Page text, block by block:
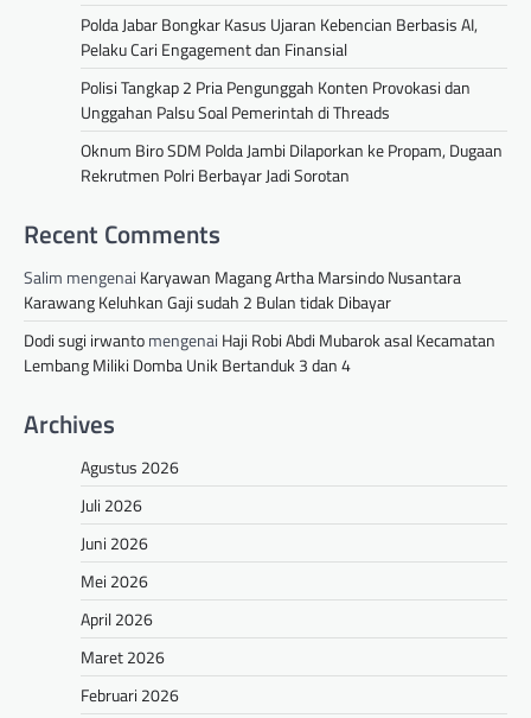
Polda Jabar Bongkar Kasus Ujaran Kebencian Berbasis AI,
Pelaku Cari Engagement dan Finansial
Polisi Tangkap 2 Pria Pengunggah Konten Provokasi dan
Unggahan Palsu Soal Pemerintah di Threads
Oknum Biro SDM Polda Jambi Dilaporkan ke Propam, Dugaan
Rekrutmen Polri Berbayar Jadi Sorotan
Recent Comments
Salim mengenai Karyawan Magang Artha Marsindo Nusantara
Karawang Keluhkan Gaji sudah 2 Bulan tidak Dibayar
Dodi sugi irwantomengenai Haji Robi Abdi Mubarok asal Kecamatan
Lembang Miliki Domba Unik Bertanduk 3 dan 4
Archives
Agustus 2026
Juli 2026
Juni 2026
Mei 2026
April 2026
Maret 2026
Februari 2026